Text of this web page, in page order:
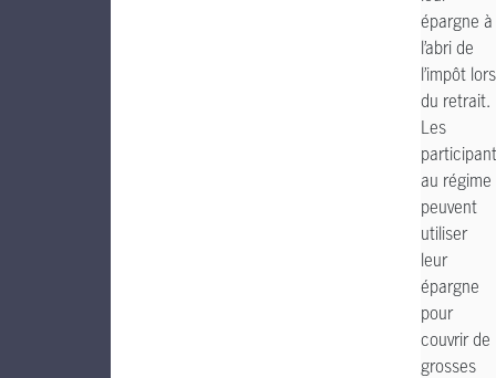
épargne à
l’abri de
l’impôt lors
du retrait.
Les
au régime
peuvent
utiliser
leur
épargne
pour
couvrir de
grosses